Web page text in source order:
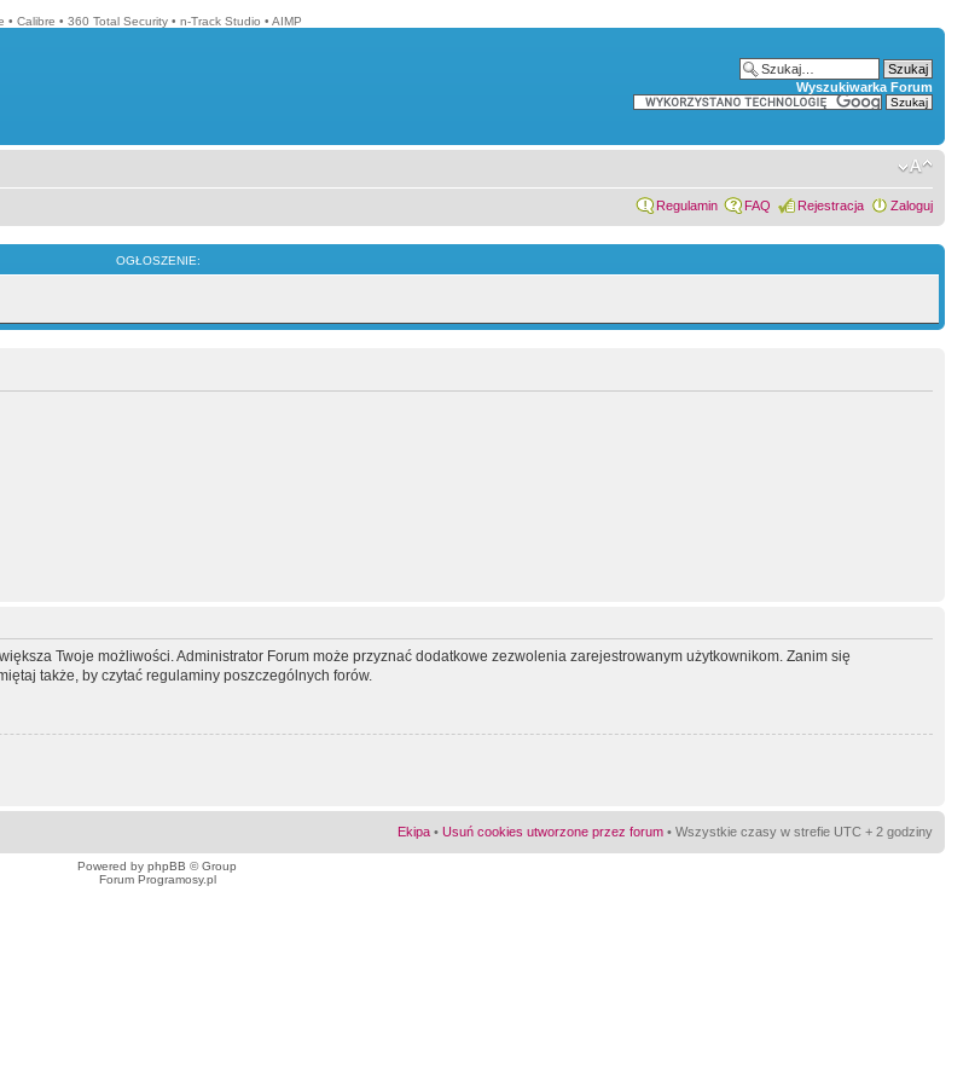
• Calibre • 360 Total Security • n-Track Studio • AIMP
Wyszukiwarka Forum
Regulamin FAQ Rejestracja Zaloguj
OGŁOSZENIE:
Twoje możliwości. Administrator Forum może przyznać dodatkowe zezwolenia zarejestrowanym użytkownikom. Zanim się
także, by czytać regulaminy poszczególnych forów.
Ekipa • Usuń cookies utworzone przez forum • Wszystkie czasy w strefie UTC + 2 godziny
Powered by phpBB © Group
Forum Programosy.pl